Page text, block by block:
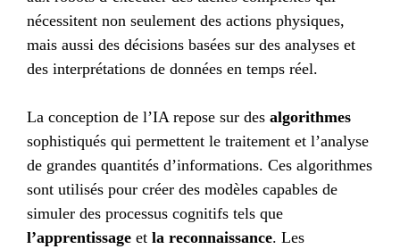
nécessitent non seulement des actions physiques,
mais aussi des décisions basées sur des analyses et
des interprétations de données en temps réel.
La conception de l’IA repose sur des algorithmes
sophistiqués qui permettent le traitement et l’analyse
de grandes quantités d’informations. Ces algorithmes
sont utilisés pour créer des modèles capables de
simuler des processus cognitifs tels que
l’apprentissage et la reconnaissance. Les